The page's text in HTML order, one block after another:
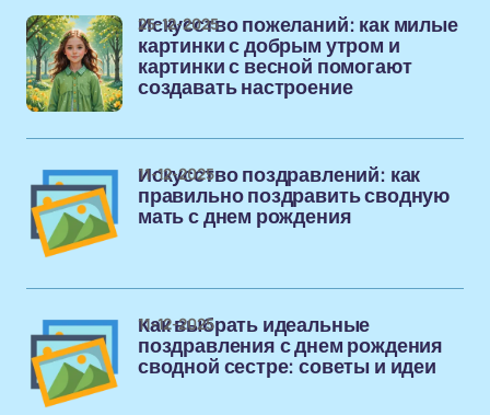
Искусство пожеланий: как милые
картинки с добрым утром и
картинки с весной помогают
создавать настроение
25-12-2025
Искусство поздравлений: как
правильно поздравить сводную
мать с днем рождения
11-12-2025
Как выбрать идеальные
поздравления с днем рождения
сводной сестре: советы и идеи
11-12-2025